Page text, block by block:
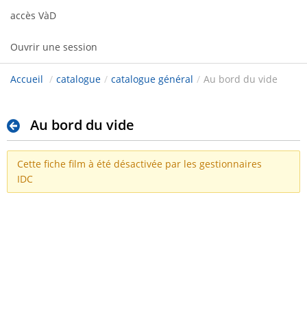
accès VàD
Ouvrir une session
Accueil / catalogue / catalogue général / Au bord du vide
Au bord du vide
Cette fiche film à été désactivée par les gestionnaires
IDC